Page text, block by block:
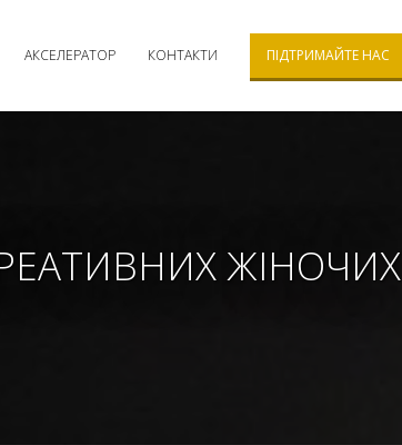
АКСЕЛЕРАТОР КОНТАКТИ ПІДТРИМАЙТЕ НАС
ЖІНОЧИХ